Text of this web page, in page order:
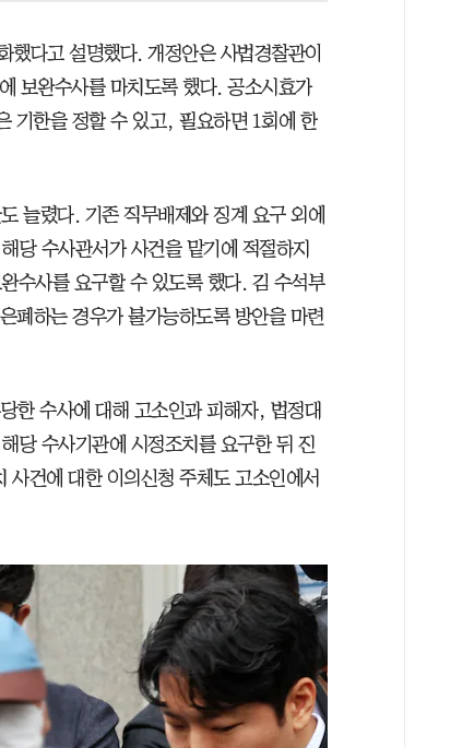
했다고 설명했다. 개정안은 사법경찰관이
보완수사를 마치도록 했다. 공소시효가
기한을 정할 수 있고, 필요하면 1회에 한
늘렸다. 기존 직무배제와 징계 요구 외에
당 수사관서가 사건을 맡기에 적절하지
수사를 요구할 수 있도록 했다. 김 수석부
폐하는 경우가 불가능하도록 방안을 마련
한 수사에 대해 고소인과 피해자, 법정대
당 수사기관에 시정조치를 요구한 뒤 진
건에 대한 이의신청 주체도 고소인에서